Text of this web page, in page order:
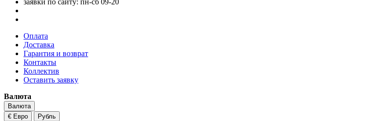
заявки по сайту: пн-сб 09-20
Оплата
Доставка
Гарантия и возврат
Контакты
Коллектив
Оставить заявку
Валюта
Валюта
€ Евро
Рубль